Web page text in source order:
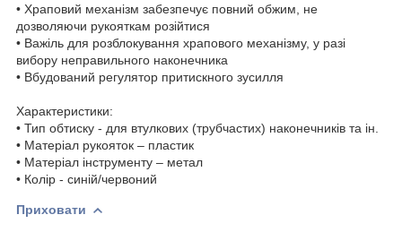
• Храповий механізм забезпечує повний обжим, не
дозволяючи рукояткам розійтися
• Важіль для розблокування храпового механізму, у разі
вибору неправильного наконечника
• Вбудований регулятор притискного зусилля
Характеристики:
• Тип обтиску - для втулкових (трубчастих) наконечників та ін.
• Матеріал рукояток – пластик
• Матеріал інструменту – метал
• Колір - синій/червоний
Приховати